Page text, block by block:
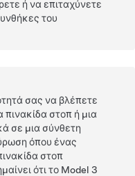
ή να επιταχύνετε
του
σας να βλέπετε
στοπ ή μια
σε μια σύνθετη
όπου ένας
στοπ
ότι το Model 3